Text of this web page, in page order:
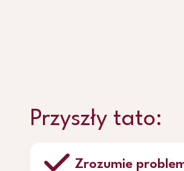
Przyszły tato:
Zrozumie